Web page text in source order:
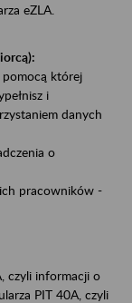
eZLA.
której
i
danych
o
pracowników -
czyli informacji o
PIT 40A, czyli